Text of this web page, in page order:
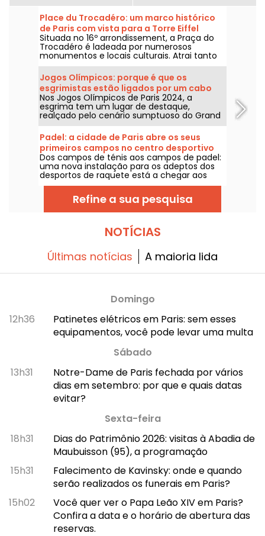
Place du Trocadéro: um marco histórico
de Paris com vista para a Torre Eiffel
Situada no 16º arrondissement, a Praça do
Trocadéro é ladeada por numerosos
monumentos e locais culturais. Atrai tanto
turistas como parisienses de longa data
graças à sua vista imbatível sobre a Torre
Eiffel.
Jogos Olímpicos: porque é que os
esgrimistas estão ligados por um cabo
elétrico?
Nos Jogos Olímpicos de Paris 2024, a
esgrima tem um lugar de destaque,
realçado pelo cenário sumptuoso do Grand
Palais. E se se pergunta por que razão os
esgrimistas estão presos por cabos
eléctricos, a boa notícia é que podemos
explicar-lhe tudo!
Padel: a cidade de Paris abre os seus
primeiros campos no centro desportivo
de Ladoumègue (19.º bairro)
Dos campos de ténis aos campos de padel:
uma nova instalação para os adeptos dos
desportos de raquete está a chegar aos
centros desportivos de Paris e será
inaugurada em breve.
Refine a sua pesquisa
NOTÍCIAS
Últimas notícias A maioria lida
Domingo
12h36
Patinetes elétricos em Paris: sem esses
equipamentos, você pode levar uma multa
Sábado
13h31
Notre-Dame de Paris fechada por vários
dias em setembro: por que e quais datas
evitar?
Sexta-feira
18h31
Dias do Patrimônio 2026: visitas à Abadia de
Maubuisson (95), a programação
15h31
Falecimento de Kavinsky: onde e quando
serão realizados os funerais em Paris?
15h02
Você quer ver o Papa Leão XIV em Paris?
Confira a data e o horário de abertura das
reservas.